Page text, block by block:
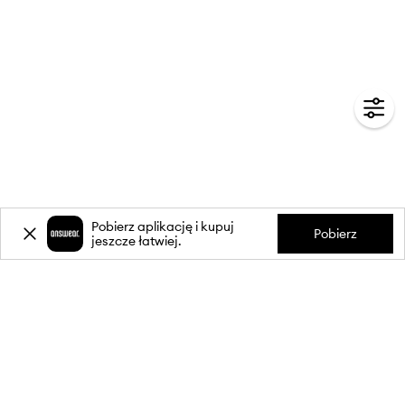
Pobierz aplikację i kupuj
jeszcze łatwiej.
Pobierz